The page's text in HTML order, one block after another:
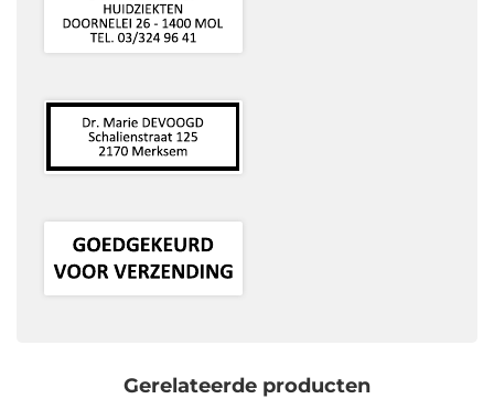
Gerelateerde producten